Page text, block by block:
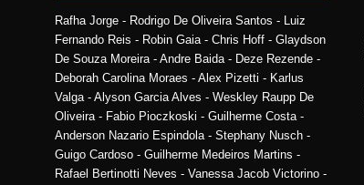
Rafha Jorge - Rodrigo De Oliveira Santos - Luiz
Fernando Reis - Robin Gaia - Chris Hoff - Glaydson
De Souza Moreira - Andre Baida - Deze Rezende -
Deborah Carolina Moraes - Alex Pizetti - Karlus
Valga - Alyson Garcia Alves - Weskley Raupp De
Oliveira - Fabio Pioczkoski - Guilherme Costa -
Anderson Nazario Espindola - Stephany Nusch -
Guigo Cardoso - Guilherme Medeiros Martins -
Rafael Bertinotti Neves - Vanessa Jacob Victorino -